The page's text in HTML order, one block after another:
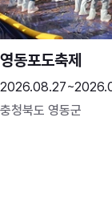
영동포도축제
충청북도 영동군